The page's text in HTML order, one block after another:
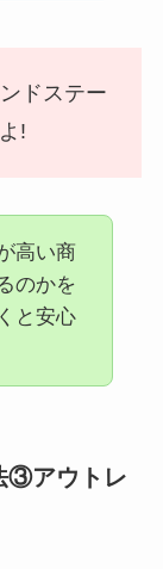
ドステー
!
高い商
のかを
と安心
③アウトレ